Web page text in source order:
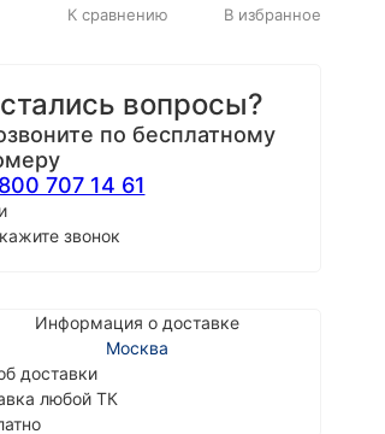
К сравнению В избранное
вопросы?
по бесплатному
707 14 61
звонок
Информация о доставке
Москва
доставки
любой ТК